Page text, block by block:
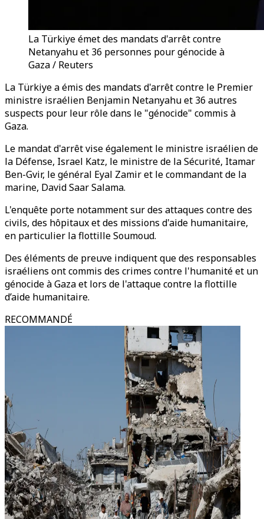
La Türkiye émet des mandats d'arrêt contre
Netanyahu et 36 personnes pour génocide à
Gaza / Reuters
La Türkiye a émis des mandats d'arrêt contre le Premier
ministre israélien Benjamin Netanyahu et 36 autres
suspects pour leur rôle dans le "génocide" commis à
Gaza.
Le mandat d'arrêt vise également le ministre israélien de
la Défense, Israel Katz, le ministre de la Sécurité, Itamar
Ben-Gvir, le général Eyal Zamir et le commandant de la
marine, David Saar Salama.
L'enquête porte notamment sur des attaques contre des
civils, des hôpitaux et des missions d'aide humanitaire,
en particulier la flottille Soumoud.
Des éléments de preuve indiquent que des responsables
israéliens ont commis des crimes contre l'humanité et un
génocide à Gaza et lors de l'attaque contre la flottille
d’aide humanitaire.
RECOMMANDÉ